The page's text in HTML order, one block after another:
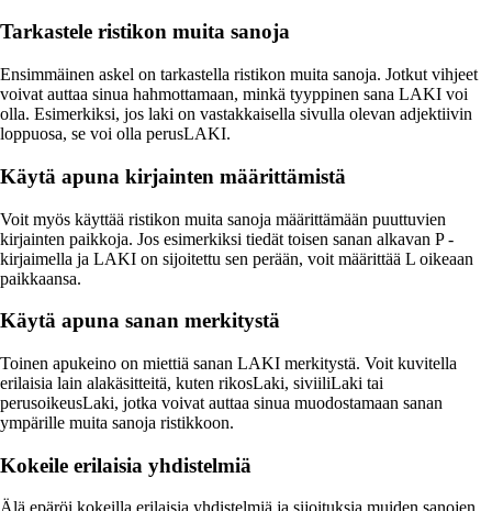
Tarkastele ristikon muita sanoja
Ensimmäinen askel on tarkastella ristikon muita sanoja. Jotkut vihjeet
voivat auttaa sinua hahmottamaan, minkä tyyppinen sana LAKI voi
olla. Esimerkiksi, jos laki on vastakkaisella sivulla olevan adjektiivin
loppuosa, se voi olla perusLAKI.
Käytä apuna kirjainten määrittämistä
Voit myös käyttää ristikon muita sanoja määrittämään puuttuvien
kirjainten paikkoja. Jos esimerkiksi tiedät toisen sanan alkavan P -
kirjaimella ja LAKI on sijoitettu sen perään, voit määrittää L oikeaan
paikkaansa.
Käytä apuna sanan merkitystä
Toinen apukeino on miettiä sanan LAKI merkitystä. Voit kuvitella
erilaisia lain alakäsitteitä, kuten rikosLaki, siviiliLaki tai
perusoikeusLaki, jotka voivat auttaa sinua muodostamaan sanan
ympärille muita sanoja ristikkoon.
Kokeile erilaisia yhdistelmiä